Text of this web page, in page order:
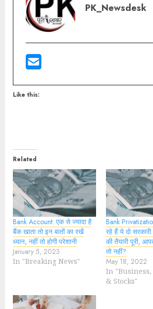
PK_Newsdesk
Like this:
Related
Bank Account: एक से ज्यादा है
बैंक खाता तो इन बातों का रखें
ध्यान, नहीं तो होगी परेशानी
January 5, 2023
In "Breaking News"
Bank
रहे हैं ये दो
की तैयारी पूरी,
तो नहीं?
May 18, 2022
In
& Stocks"